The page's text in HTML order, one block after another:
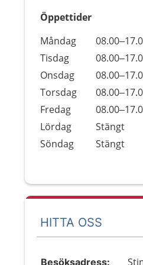
Öppettider
Dag
Öppettider
Kommentarer
Måndag
Tisdag
Onsdag
Torsdag
Fredag
Lördag
Stängt
Söndag
Stängt
HITTA OSS
Besöksadress: